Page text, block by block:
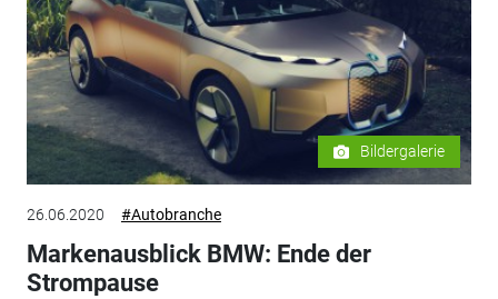
Bildergalerie
26.06.2020 #Autobranche
Markenausblick BMW: Ende der
Strompause